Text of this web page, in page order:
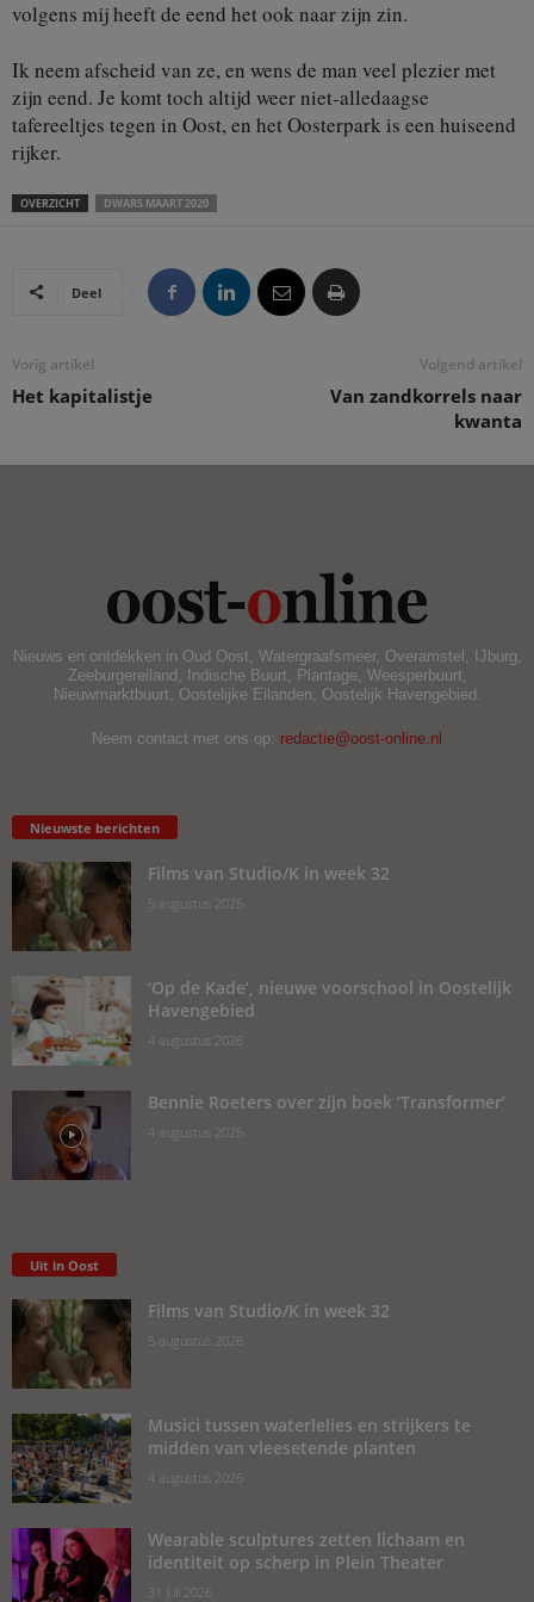
volgens mij heeft de eend het ook naar zijn zin.
Ik neem afscheid van ze, en wens de man veel plezier met
zijn eend. Je komt toch altijd weer niet-alledaagse
tafereeltjes tegen in Oost, en het Oosterpark is een huiseend
rijker.
OVERZICHT DWARS MAART 2020
Deel
Vorig artikel
Het kapitalistje
Volgend artikel
Van zandkorrels naar
kwanta
Nieuws en ontdekken in Oud Oost, Watergraafsmeer, Overamstel, IJburg,
Zeeburgereiland, Indische Buurt, Plantage, Weesperbuurt,
Nieuwmarktbuurt, Oostelijke Eilanden, Oostelijk Havengebied.
Neem contact met ons op: redactie@oost-online.nl
Nieuwste berichten
Films van Studio/K in week 32
5 augustus 2026
‘Op de Kade’, nieuwe voorschool in Oostelijk
Havengebied
4 augustus 2026
Bennie Roeters over zijn boek ‘Transformer’
4 augustus 2026
Uit in Oost
Films van Studio/K in week 32
5 augustus 2026
Musici tussen waterlelies en strijkers te
midden van vleesetende planten
4 augustus 2026
Wearable sculptures zetten lichaam en
identiteit op scherp in Plein Theater
31 juli 2026